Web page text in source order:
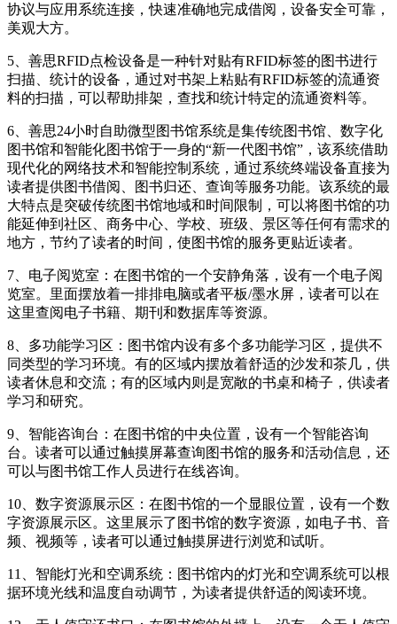
协议与应用系统连接，快速准确地完成借阅，设备安全可靠，
美观大方。
5、善思RFID点检设备是一种针对贴有RFID标签的图书进行
扫描、统计的设备，通过对书架上粘贴有RFID标签的流通资
料的扫描，可以帮助排架，查找和统计特定的流通资料等。
6、善思24小时自助微型图书馆系统是集传统图书馆、数字化
图书馆和智能化图书馆于一身的“新一代图书馆”，该系统借助
现代化的网络技术和智能控制系统，通过系统终端设备直接为
读者提供图书借阅、图书归还、查询等服务功能。该系统的最
大特点是突破传统图书馆地域和时间限制，可以将图书馆的功
能延伸到社区、商务中心、学校、班级、景区等任何有需求的
地方，节约了读者的时间，使图书馆的服务更贴近读者。
7、电子阅览室：在图书馆的一个安静角落，设有一个电子阅
览室。里面摆放着一排排电脑或者平板/墨水屏，读者可以在
这里查阅电子书籍、期刊和数据库等资源。
8、多功能学习区：图书馆内设有多个多功能学习区，提供不
同类型的学习环境。有的区域内摆放着舒适的沙发和茶几，供
读者休息和交流；有的区域内则是宽敞的书桌和椅子，供读者
学习和研究。
9、智能咨询台：在图书馆的中央位置，设有一个智能咨询
台。读者可以通过触摸屏幕查询图书馆的服务和活动信息，还
可以与图书馆工作人员进行在线咨询。
10、数字资源展示区：在图书馆的一个显眼位置，设有一个数
字资源展示区。这里展示了图书馆的数字资源，如电子书、音
频、视频等，读者可以通过触摸屏进行浏览和试听。
11、智能灯光和空调系统：图书馆内的灯光和空调系统可以根
据环境光线和温度自动调节，为读者提供舒适的阅读环境。